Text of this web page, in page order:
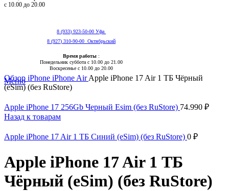
с 10.00 до 20.00
8 (933) 923-50-00 Уфа
8 (927) 310-90-00 Октябрьский
Время работы :
Понедельник суббота с 10.00 до 21.00
Воскресенье с 10.00 до 20.00
Меню
Нажмите, чтобы увеличить
Обзор iPhone iPhone AirApple iPhone 17 Air 1 ТБ Чёрный
(eSim) (без RuStore)
Apple iPhone 17 256Gb Черный Esim (без RuStore) 74.990 ₽
Назад к товарам
Apple iPhone 17 Air 1 ТБ Синий (eSim) (без RuStore) 0 ₽
Apple iPhone 17 Air 1 ТБ
Чёрный (eSim) (без RuStore)